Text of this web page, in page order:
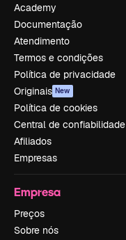
Academy
Documentação
Atendimento
Termos e condições
Política de privacidade
Originais New
Política de cookies
Central de confiabilidade
Afiliados
Empresas
Empresa
Preços
Sobre nós